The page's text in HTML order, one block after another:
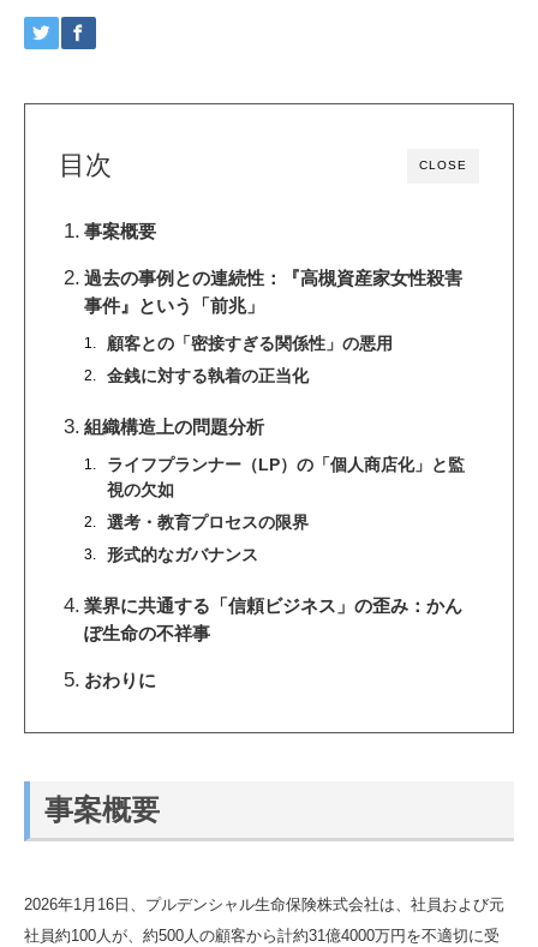
CLOSE
目次
事案概要
過去の事例との連続性：『高槻資産家女性殺害
事件』という「前兆」
顧客との「密接すぎる関係性」の悪用
金銭に対する執着の正当化
組織構造上の問題分析
ライフプランナー（LP）の「個人商店化」と監
視の欠如
選考・教育プロセスの限界
形式的なガバナンス
業界に共通する「信頼ビジネス」の歪み：かん
ぽ生命の不祥事
おわりに
事案概要
2026年1月16日、プルデンシャル生命保険株式会社は、社員および元
社員約100人が、約500人の顧客から計約31億4000万円を不適切に受